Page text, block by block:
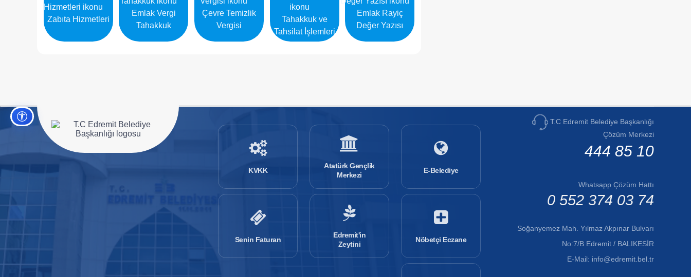
Zabıta Hizmetleri
Emlak Vergi
Tahakkuk
Çevre Temizlik
Vergisi
Tahakkuk ve
Tahsilat İşlemleri
Emlak Rayiç
Değer Yazısı
Ana sayfaya git
KVKK
Senin Faturan
Atatürk Gençlik
Merkezi
Edremit'in
Zeytini
E-Belediye
Nöbetçi Eczane
T.C Edremit Belediye Başkanlığı
Çözüm Merkezi
444 85 10
Whatsapp Çözüm Hattı
0 552 374 03 74
Soğanyemez Mah. Yılmaz Akpınar Bulvarı
No:7/B Edremit / BALIKESİR
E-Mail: info@edremit.bel.tr
Erişilebilirlik ayarları